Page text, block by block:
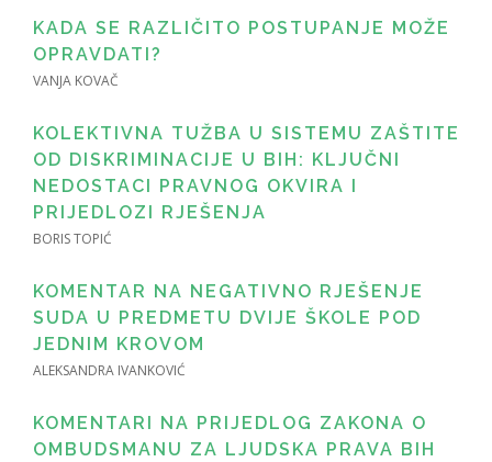
KADA SE RAZLIČITO POSTUPANJE MOŽE
OPRAVDATI?
VANJA KOVAČ
KOLEKTIVNA TUŽBA U SISTEMU ZAŠTITE
OD DISKRIMINACIJE U BIH: KLJUČNI
NEDOSTACI PRAVNOG OKVIRA I
PRIJEDLOZI RJEŠENJA
BORIS TOPIĆ
KOMENTAR NA NEGATIVNO RJEŠENJE
SUDA U PREDMETU DVIJE ŠKOLE POD
JEDNIM KROVOM
ALEKSANDRA IVANKOVIĆ
KOMENTARI NA PRIJEDLOG ZAKONA O
OMBUDSMANU ZA LJUDSKA PRAVA BIH